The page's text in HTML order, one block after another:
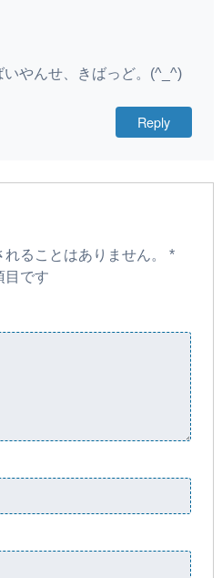
やんせ、きばっど。(^_^)
Reply
ることはありません。
*
目です